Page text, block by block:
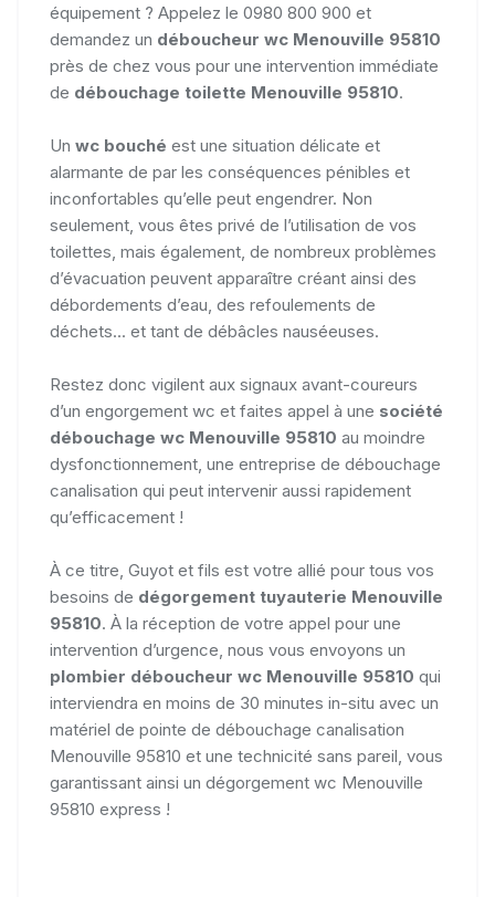
équipement ? Appelez le 0980 800 900 et
demandez un déboucheur wc Menouville 95810
près de chez vous pour une intervention immédiate
de débouchage toilette Menouville 95810.
Un wc bouché est une situation délicate et
alarmante de par les conséquences pénibles et
inconfortables qu’elle peut engendrer. Non
seulement, vous êtes privé de l’utilisation de vos
toilettes, mais également, de nombreux problèmes
d’évacuation peuvent apparaître créant ainsi des
débordements d’eau, des refoulements de
déchets... et tant de débâcles nauséeuses.
Restez donc vigilent aux signaux avant-coureurs
d’un engorgement wc et faites appel à une société
débouchage wc Menouville 95810 au moindre
dysfonctionnement, une entreprise de débouchage
canalisation qui peut intervenir aussi rapidement
qu’efficacement !
À ce titre, Guyot et fils est votre allié pour tous vos
besoins de dégorgement tuyauterie Menouville
95810. À la réception de votre appel pour une
intervention d’urgence, nous vous envoyons un
plombier déboucheur wc Menouville 95810 qui
interviendra en moins de 30 minutes in-situ avec un
matériel de pointe de débouchage canalisation
Menouville 95810 et une technicité sans pareil, vous
garantissant ainsi un dégorgement wc Menouville
95810 express !